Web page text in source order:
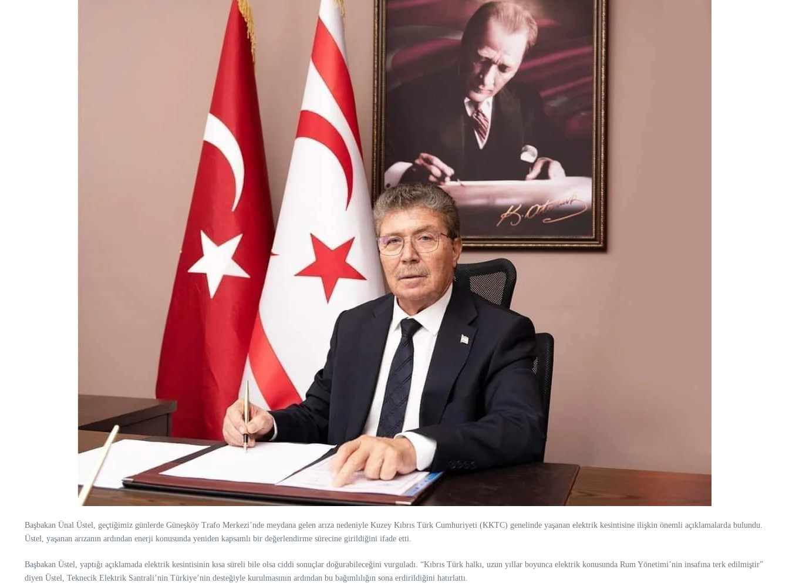
Başbakan Ünal Üstel, geçtiğimiz günlerde Güneşköy Trafo Merkezi’nde meydana gelen arıza nedeniyle Kuzey Kıbrıs Türk Cumhuriyeti (KKTC) genelinde yaşanan elektrik kesintisine ilişkin önemli açıklamalarda bulundu.
Üstel, yaşanan arızanın ardından enerji konusunda yeniden kapsamlı bir değerlendirme sürecine girildiğini ifade etti.
Başbakan Üstel, yaptığı açıklamada elektrik kesintisinin kısa süreli bile olsa ciddi sonuçlar doğurabileceğini vurguladı. “Kıbrıs Türk halkı, uzun yıllar boyunca elektrik konusunda Rum Yönetimi’nin insafına terk edilmiştir”
diyen Üstel, Teknecik Elektrik Santrali’nin Türkiye’nin desteğiyle kurulmasının ardından bu bağımlılığın sona erdirildiğini hatırlattı.